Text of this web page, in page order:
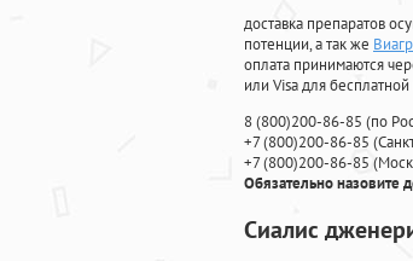
доставка препаратов
потенции, а так же
оплата принимаются
или Visa для
8(800)200-86-85 (по
+7(800)200-86-85 (
+7(800)200-86-85 (
Обязательно назовите
Сиалис